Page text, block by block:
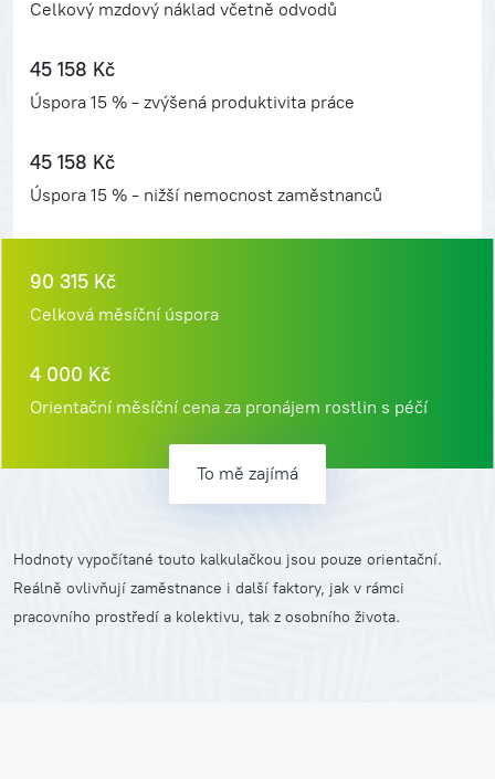
Celkový mzdový náklad včetně odvodů
45 158 Kč
Úspora 15 % - zvýšená produktivita práce
45 158 Kč
Úspora 15 % - nižší nemocnost zaměstnanců
90 315 Kč
Celková měsíční úspora
4 000 Kč
Orientační měsíční cena za pronájem rostlin s péčí
To mě zajímá
Hodnoty vypočítané touto kalkulačkou jsou pouze orientační.
Reálně ovlivňují zaměstnance i další faktory, jak v rámci
pracovního prostředí a kolektivu, tak z osobního života.